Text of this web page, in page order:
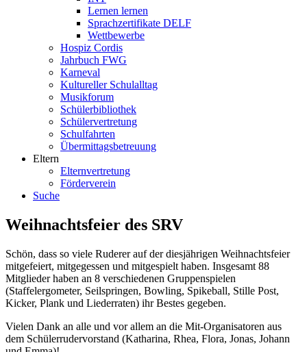
Lernen lernen
Sprachzertifikate DELF
Wettbewerbe
Hospiz Cordis
Jahrbuch FWG
Karneval
Kultureller Schulalltag
Musikforum
Schülerbibliothek
Schülervertretung
Schulfahrten
Übermittagsbetreuung
Eltern
Elternvertretung
Förderverein
Suche
Weihnachtsfeier des SRV
Schön, dass so viele Ruderer auf der diesjährigen Weihnachtsfeier
mitgefeiert, mitgegessen und mitgespielt haben. Insgesamt 88
Mitglieder haben an 8 verschiedenen Gruppenspielen
(Staffelergometer, Seilspringen, Bowling, Spikeball, Stille Post,
Kicker, Plank und Liederraten) ihr Bestes gegeben.
Vielen Dank an alle und vor allem an die Mit-Organisatoren aus
dem Schülerrudervorstand (Katharina, Rhea, Flora, Jonas, Johann